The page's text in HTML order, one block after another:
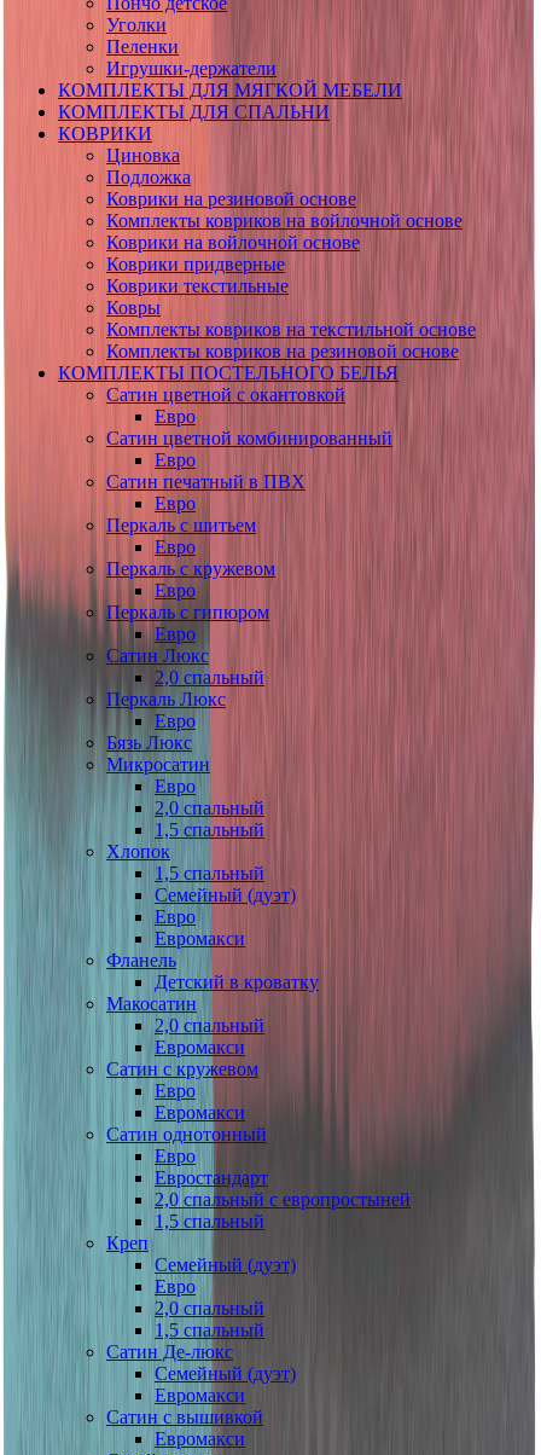
Уголки
Пеленки
Игрушки-держатели
КОМПЛЕКТЫ ДЛЯ МЯГКОЙ МЕБЕЛИ
КОМПЛЕКТЫ ДЛЯ СПАЛЬНИ
КОВРИКИ
Циновка
Подложка
Коврики на резиновой основе
Комплекты ковриков на войлочной основе
Коврики на войлочной основе
Коврики придверные
Коврики текстильные
Ковры
Комплекты ковриков на текстильной основе
Комплекты ковриков на резиновой основе
КОМПЛЕКТЫ ПОСТЕЛЬНОГО БЕЛЬЯ
Сатин цветной с окантовкой
Евро
Сатин цветной комбинированный
Евро
Сатин печатный в ПВХ
Евро
Перкаль с шитьем
Евро
Перкаль с кружевом
Евро
Перкаль с гипюром
Евро
Сатин Люкс
2,0 спальный
Перкаль Люкс
Евро
Бязь Люкс
Микросатин
Евро
2,0 спальный
1,5 спальный
Хлопок
1,5 спальный
Семейный (дуэт)
Евро
Евромакси
Фланель
Детский в кроватку
Макосатин
2,0 спальный
Евромакси
Сатин с кружевом
Евро
Евромакси
Сатин однотонный
Евро
Евростандарт
2,0 спальный с европростыней
1,5 спальный
Креп
Семейный (дуэт)
Евро
2,0 спальный
1,5 спальный
Сатин Де-люкс
Семейный (дуэт)
Евромакси
Сатин с вышивкой
Евромакси